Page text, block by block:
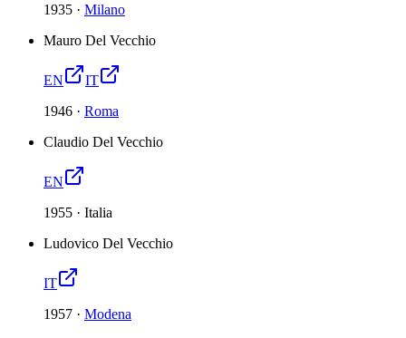
1935 · Milano
Mauro Del Vecchio
EN
IT
1946 · Roma
Claudio Del Vecchio
EN
1955 · Italia
Ludovico Del Vecchio
IT
1957 · Modena